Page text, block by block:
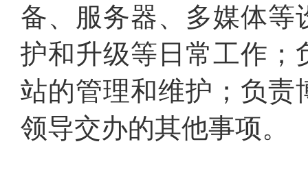
备、服务器、多媒体
护和升级等日常工作
站的管理和维护；负
领导交办的其他事项。